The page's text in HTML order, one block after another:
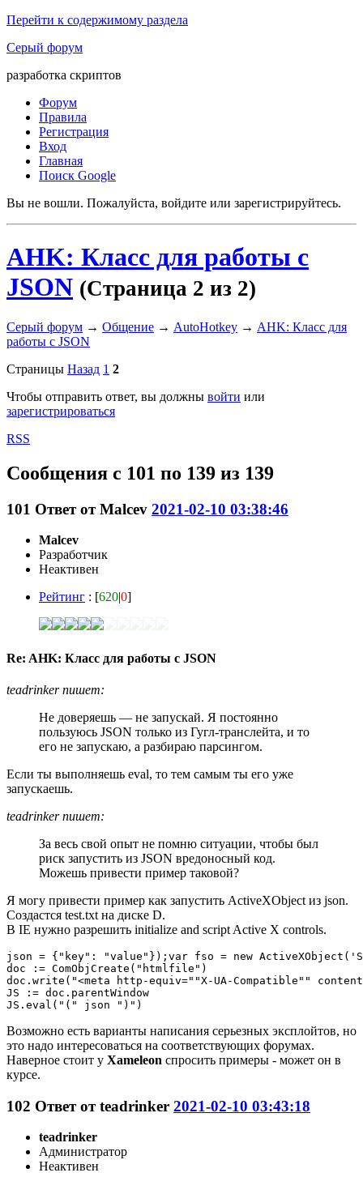
Перейти к содержимому раздела
Серый форум
разработка скриптов
Форум
Правила
Регистрация
Вход
Главная
Поиск Google
Вы не вошли. Пожалуйста, войдите или зарегистрируйтесь.
AHK: Класс для работы с
JSON (Страница 2 из 2)
Серый форум → Общение → AutoHotkey → AHK: Класс для
работы с JSON
Страницы Назад 1 2
Чтобы отправить ответ, вы должны войти или
зарегистрироваться
RSS
Сообщения с 101 по 139 из 139
101 Ответ отMalcev 2021-02-10 03:38:46
Malcev
Разработчик
Неактивен
Рейтинг : [620|0]
Re: AHK: Класс для работы с JSON
teadrinker пишет:
Не доверяешь — не запускай. Я постоянно
пользуюсь JSON только из Гугл-транслейта, и то
его не запускаю, а разбираю парсингом.
Если ты выполняешь eval, то тем самым ты его уже
запускаешь.
teadrinker пишет:
За весь свой опыт не помню ситуации, чтобы был
риск запустить из JSON вредоносный код.
Можешь привести пример таковой?
Я могу привести пример как запустить ActiveXObject из json.
Создастся test.txt на диске D.
В IE нужно разрешить initialize and script Active X controls.
json = {"key": "value"});var fso = new
doc := ComObjCreate("htmlfile")
doc.write("<meta http-equiv=""X-UA-Compatible""
JS := doc.parentWindow
JS.eval("(" json ")")
Возможно есть варианты написания серьезных эксплойтов, но
это надо интересоваться на соответствующих форумах.
Наверное стоит у Xameleon спросить примеры - может он в
курсе.
102 Ответ отteadrinker 2021-02-10 03:43:18
teadrinker
Администратор
Неактивен